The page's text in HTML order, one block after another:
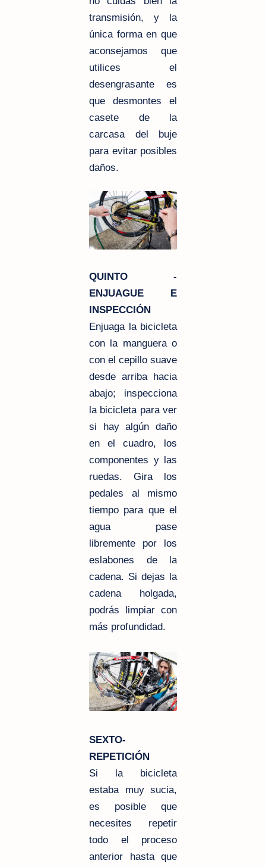
transmisión, y la
única forma en que
aconsejamos que
utilices el
desengrasante es
que desmontes el
casete de la
carcasa del buje
para evitar posibles
daños.
QUINTO -
ENJUAGUE E
INSPECCIÓN
Enjuaga la bicicleta
con la manguera o
con el cepillo suave
desde arriba hacia
abajo; inspecciona
la bicicleta para ver
si hay algún daño
en el cuadro, los
componentes y las
ruedas. Gira los
pedales al mismo
tiempo para que el
agua pase
libremente por los
eslabones de la
cadena. Si dejas la
cadena holgada,
podrás limpiar con
más profundidad.
SEXTO-
REPETICIÓN
Si la bicicleta
estaba muy sucia,
es posible que
necesites repetir
todo el proceso
anterior hasta que